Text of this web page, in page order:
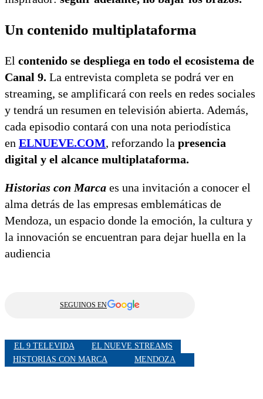
Un contenido multiplataforma
El contenido se despliega en todo el ecosistema de
Canal 9. La entrevista completa se podrá ver en
streaming, se amplificará con reels en redes sociales
y tendrá un resumen en televisión abierta. Además,
cada episodio contará con una nota periodística
en ELNUEVE.COM, reforzando la presencia
digital y el alcance multiplataforma.
Historias con Marca es una invitación a conocer el
alma detrás de las empresas emblemáticas de
Mendoza, un espacio donde la emoción, la cultura y
la innovación se encuentran para dejar huella en la
audiencia
SEGUINOS EN
EL 9 TELEVIDA
EL NUEVE STREAMS
HISTORIAS CON MARCA
MENDOZA